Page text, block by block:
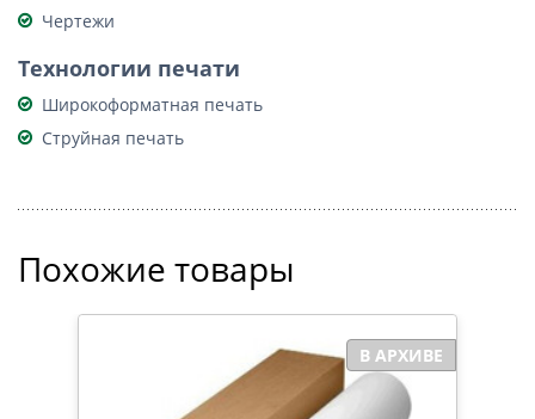
Чертежи
Технологии печати
Широкоформатная печать
Струйная печать
Похожие товары
В АРХИВЕ